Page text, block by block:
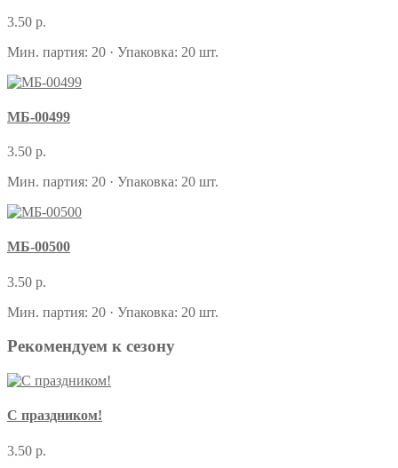
3.50 р.
Мин. партия: 20 · Упаковка: 20 шт.
МБ-00499
3.50 р.
Мин. партия: 20 · Упаковка: 20 шт.
МБ-00500
3.50 р.
Мин. партия: 20 · Упаковка: 20 шт.
Рекомендуем к сезону
С праздником!
3.50 р.